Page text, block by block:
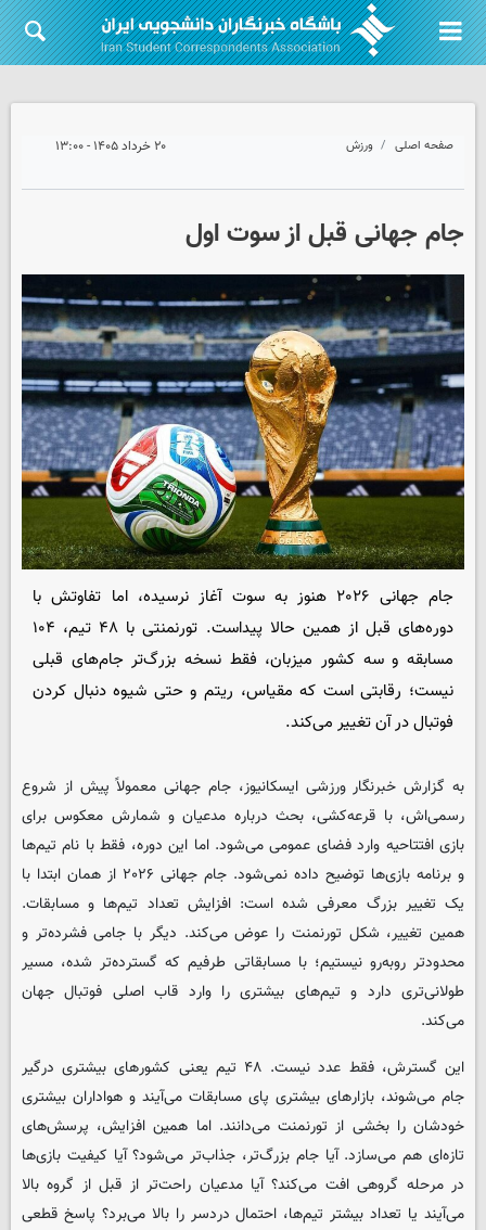
صفحه اصلی ورزش ۲۰ خرداد ۱۴۰۵ - ۱۳:۰۰
جام جهانی قبل از سوت اول
جام جهانی ۲۰۲۶ هنوز به سوت آغاز نرسیده، اما تفاوتش با
دوره‌های قبل از همین حالا پیداست. تورنمنتی با ۴۸ تیم، ۱۰۴
مسابقه و سه کشور میزبان، فقط نسخه بزرگ‌تر جام‌های قبلی
نیست؛ رقابتی است که مقیاس، ریتم و حتی شیوه دنبال کردن
فوتبال در آن تغییر می‌کند.
به گزارش خبرنگار ورزشی ایسکانیوز، جام جهانی معمولاً پیش از شروع
رسمی‌اش، با قرعه‌کشی، بحث درباره مدعیان و شمارش معکوس برای
بازی افتتاحیه وارد فضای عمومی می‌شود. اما این دوره، فقط با نام تیم‌ها
و برنامه بازی‌ها توضیح داده نمی‌شود. جام جهانی ۲۰۲۶ از همان ابتدا با
یک تغییر بزرگ معرفی شده است: افزایش تعداد تیم‌ها و مسابقات.
همین تغییر، شکل تورنمنت را عوض می‌کند. دیگر با جامی فشرده‌تر و
محدودتر روبه‌رو نیستیم؛ با مسابقاتی طرفیم که گسترده‌تر شده، مسیر
طولانی‌تری دارد و تیم‌های بیشتری را وارد قاب اصلی فوتبال جهان
می‌کند.
این گسترش، فقط عدد نیست. ۴۸ تیم یعنی کشورهای بیشتری درگیر
جام می‌شوند، بازارهای بیشتری پای مسابقات می‌آیند و هواداران بیشتری
خودشان را بخشی از تورنمنت می‌دانند. اما همین افزایش، پرسش‌های
تازه‌ای هم می‌سازد. آیا جام بزرگ‌تر، جذاب‌تر می‌شود؟ آیا کیفیت بازی‌ها
در مرحله گروهی افت می‌کند؟ آیا مدعیان راحت‌تر از قبل از گروه بالا
می‌آیند یا تعداد بیشتر تیم‌ها، احتمال دردسر را بالا می‌برد؟ پاسخ قطعی